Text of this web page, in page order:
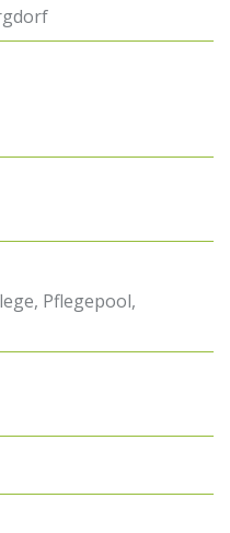
Pflegepool,